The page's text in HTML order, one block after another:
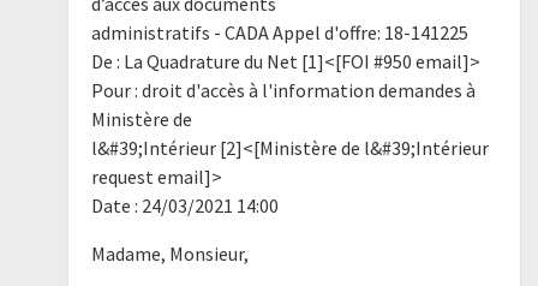
administratifs - CADA Appel d'offre: 18-141225
De : La Quadrature du Net [1]<[FOI #950 email]>
Pour : droit d'accès à l'information demandes à
Ministère de
l&#39;Intérieur [2]<[Ministère de l&#39;Intérieur
request email]>
Date : 24/03/2021 14:00
Madame, Monsieur,